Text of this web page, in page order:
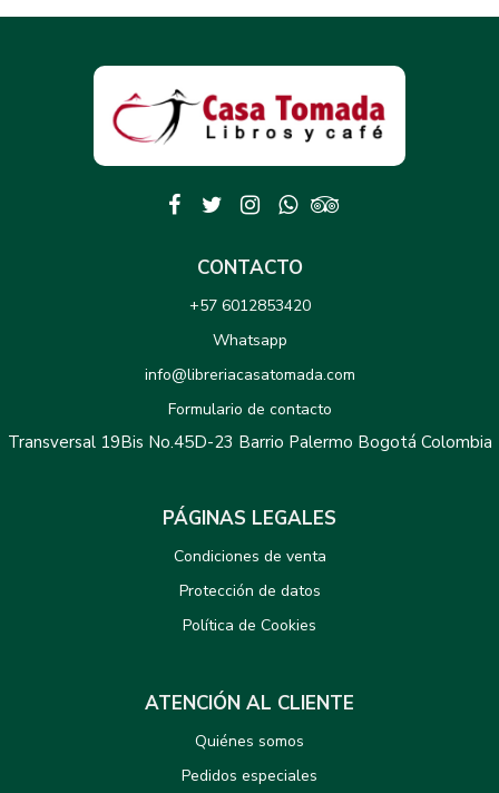
CONTACTO
+57 6012853420
Whatsapp
info@libreriacasatomada.com
Formulario de contacto
Transversal 19Bis No.45D-23 Barrio Palermo Bogotá Colombia
PÁGINAS LEGALES
Condiciones de venta
Protección de datos
Política de Cookies
ATENCIÓN AL CLIENTE
Quiénes somos
Pedidos especiales